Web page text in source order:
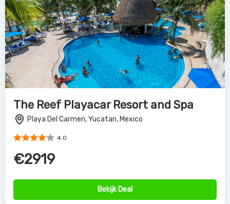
The Reef Playacar Resort and Spa
Playa Del Carmen, Yucatan, Mexico
4.0
€2919
Bekijk Deal